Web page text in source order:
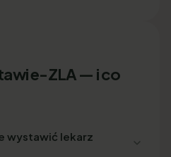
e-ZLA — i co
wystawić lekarz